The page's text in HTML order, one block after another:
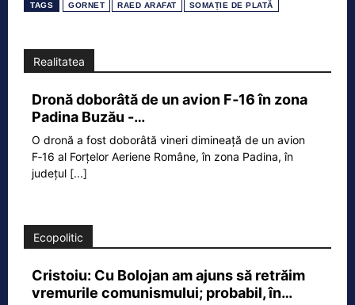
TAGS GORNET RAED ARAFAT SOMAȚIE DE PLATĂ
Realitatea
Dronă doborâtă de un avion F‑16 în zona
Padina Buzău -…
O dronă a fost doborâtă vineri dimineață de un avion
F‑16 al Forțelor Aeriene Române, în zona Padina, în
județul [...]
Ecopolitic
Cristoiu: Cu Bolojan am ajuns să retrăim
vremurile comunismului; probabil, în…